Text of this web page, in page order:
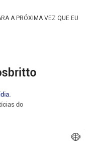
A PRÓXIMA VEZ QUE EU